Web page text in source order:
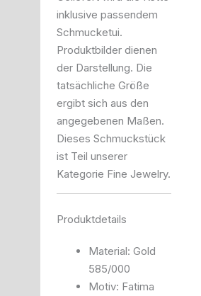
inklusive passendem
Schmucketui.
Produktbilder dienen
der Darstellung. Die
tatsächliche Größe
ergibt sich aus den
angegebenen Maßen.
Dieses Schmuckstück
ist Teil unserer
Kategorie Fine Jewelry.
Produktdetails
Material: Gold
585/000
Motiv: Fatima